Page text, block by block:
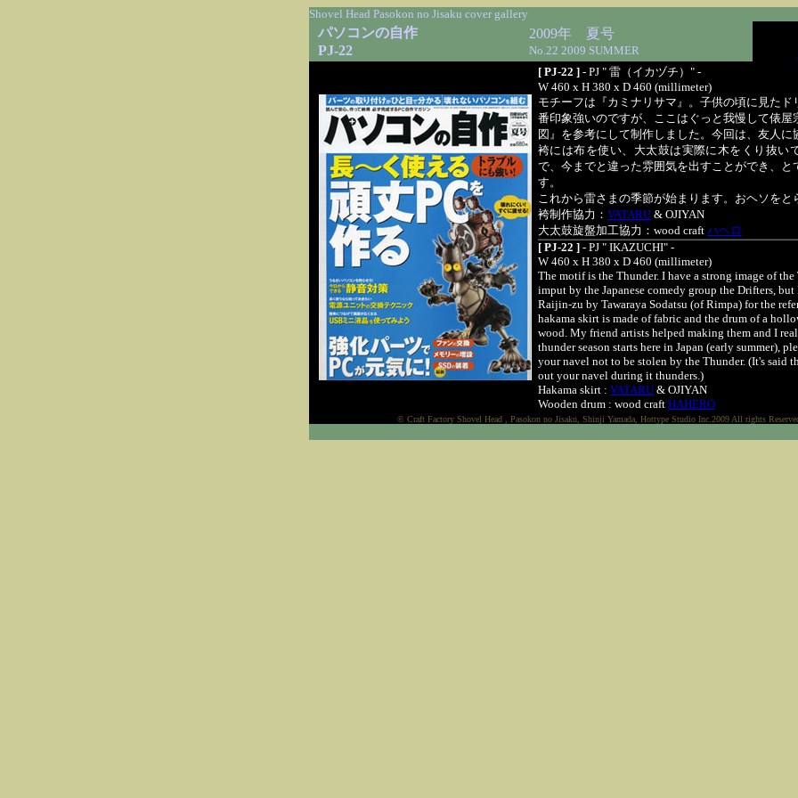
Shovel Head Pasokon no Jisaku cover gallery
パソコンの自作
PJ-22
2009年 夏号
No.22 2009 SUMMER
[ PJ-22 ] - PJ " 雷（イカヅチ）" -
W 460 x H 380 x D 460 (millimeter)
モチーフは『カミナリサマ』。子供の頃に見たド
番印象強いのですが、ここはぐっと我慢して俵屋
図』を参考にして制作しました。今回は、友人に
袴には布を使い、大太鼓は実際に木をくり抜い
で、今までと違った雰囲気を出すことができ、と
す。
これから雷さまの季節が始まります。おヘソをと
袴制作協力： VATARU & OJIYAN
大太鼓旋盤加工協力：wood craft ハヘロ
[ PJ-22 ] - PJ " IKAZUCHI" -
W 460 x H 380 x D 460 (millimeter)
The motif is the Thunder. I have a strong image of
imput by the Japanese comedy group the Drifters,
Raijin-zu by Tawaraya Sodatsu (of Rimpa) for the
hakama skirt is made of fabric and the drum of a
wood. My friend artists helped making them and I
thunder season starts here in Japan (early summer),
your navel not to be stolen by the Thunder. (It's said
out your navel during it thunders.)
Hakama skirt : VATARU & OJIYAN
Wooden drum : wood craft HAHERO
© Craft Factory Shovel Head , Pasokon no Jisaku, Shinji Yamada, Hottype Studio Inc.2009 All rights